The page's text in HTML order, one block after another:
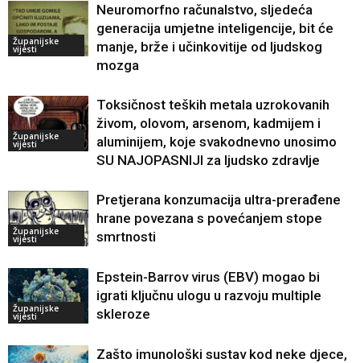
Županijske
vijesti
Neuromorfno računalstvo, sljedeća
generacija umjetne inteligencije, bit će
manje, brže i učinkovitije od ljudskog
mozga
Županijske
vijesti
Toksičnost teških metala uzrokovanih
živom, olovom, arsenom, kadmijem i
aluminijem, koje svakodnevno unosimo
SU NAJOPASNIJI za ljudsko zdravlje
Županijske
vijesti
Pretjerana konzumacija ultra-prerađene
hrane povezana s povećanjem stope
smrtnosti
Županijske
vijesti
Epstein-Barrov virus (EBV) mogao bi
igrati ključnu ulogu u razvoju multiple
skleroze
Zašto imunološki sustav kod neke djece,